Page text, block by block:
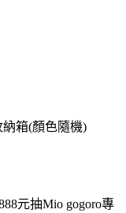
箱(顏色隨機)
元抽Mio gogoro專